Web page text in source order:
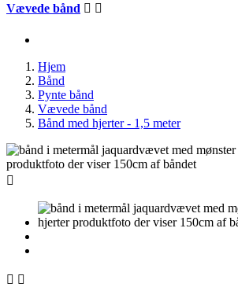
Vævede bånd  
Hjem
Bånd
Pynte bånd
Vævede bånd
Bånd med hjerter - 1,5 meter

 